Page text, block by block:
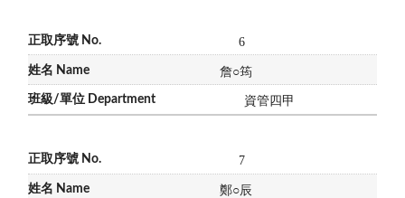
6
詹○筠
資管四甲
7
鄭○辰